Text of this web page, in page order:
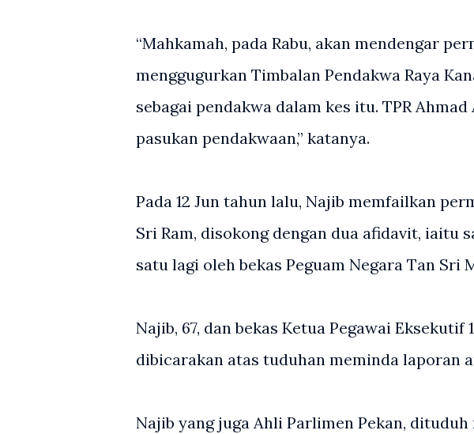
“Mahkamah, pada Rabu, akan mendengar
menggugurkan Timbalan Pendakwa Raya
sebagai pendakwa dalam kes itu. TPR
pasukan pendakwaan,” katanya.
Pada 12 Jun tahun lalu, Najib memfailkan
Sri Ram, disokong dengan dua afidavit, iaitu
satu lagi oleh bekas Peguam Negara Tan Sri
Najib, 67, dan bekas Ketua Pegawai Eksekutif
dibicarakan atas tuduhan meminda laporan
Najib yang juga Ahli Parlimen Pekan,